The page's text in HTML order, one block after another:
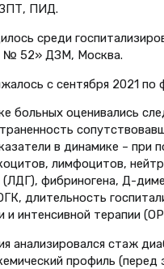
ЗПТ, ПИД.
среди
№ 52» ДЗМ, Москва.
с сентября 2021 по
больных оценивались
в динамике – при
лимфоцитов,
(ЛДГ), фибриногена, Д-
длительность
и интенсивной терапии
анализировался стаж
профиль